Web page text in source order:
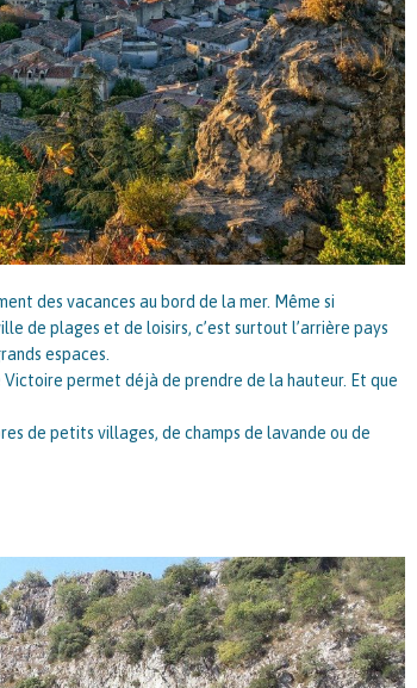
des vacances au bord de la mer. Même si
de plages et de loisirs, c’est surtout l’arrière pays
espaces.
Victoire permet déjà de prendre de la hauteur. Et que
de petits villages, de champs de lavande ou de